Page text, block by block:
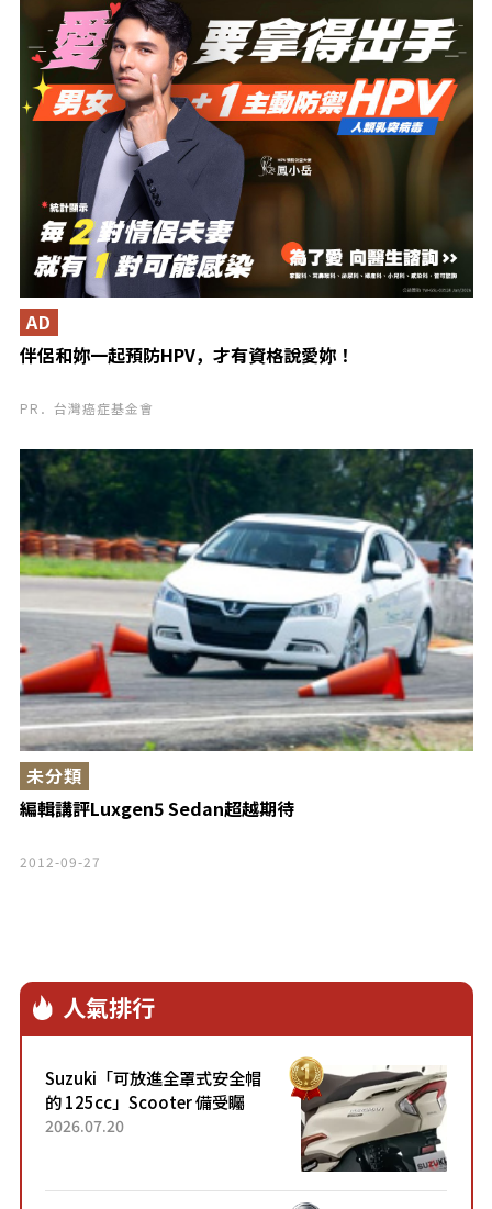
伴侶和妳一起預防HPV，才有資格說愛妳！
AD
PR．台灣癌症基金會
編輯講評Luxgen5 Sedan超越期待
未分類
2012-09-27
人氣排行
Suzuki「可放進全罩式安全帽
的 125cc」Scooter 備受矚
目！採用全新流線設計與各項
2026.07.20